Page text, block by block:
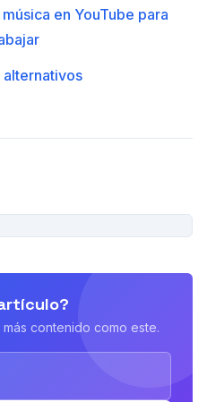
en YouTube para
contenido como este.